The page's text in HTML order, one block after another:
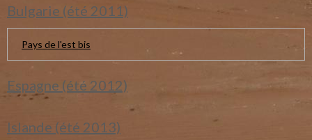
Bulgarie (été 2011)
Pays de l'est bis
Espagne (été 2012)
Islande (été 2013)